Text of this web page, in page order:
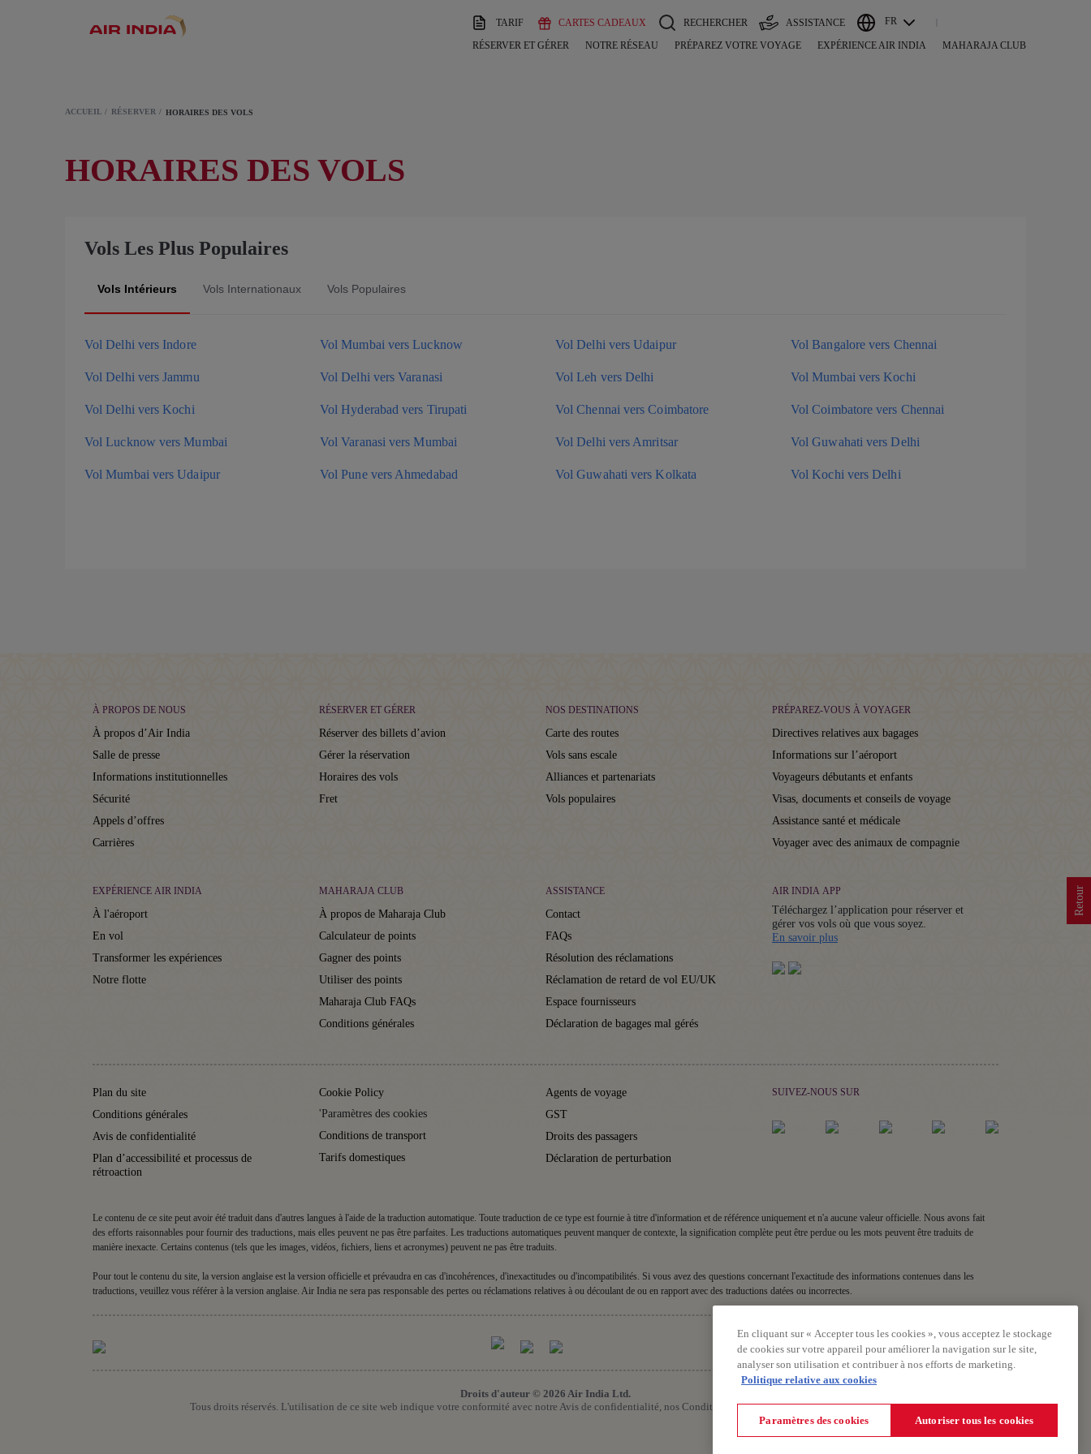
TARIF CARTES CADEAUX RECHERCHER ASSISTANCE FR
RÉSERVER ET GÉRER NOTRE RÉSEAU PRÉPAREZ VOTRE VOYAGE EXPÉRIENCE AIR INDIA MAHARAJA CLUB
Retour
ACCUEIL RÉSERVER HORAIRES DES VOLS
HORAIRES DES VOLS
Vols Les Plus Populaires
Vols Intérieurs Vols Internationaux Vols Populaires
Vol Delhi vers Indore Vol Mumbai vers Lucknow Vol Delhi vers Udaipur Vol Bangalore vers Chennai
Vol Delhi vers Jammu Vol Delhi vers Varanasi Vol Leh vers Delhi Vol Mumbai vers Kochi
Vol Delhi vers Kochi Vol Hyderabad vers Tirupati Vol Chennai vers Coimbatore Vol Coimbatore vers Chennai
Vol Lucknow vers Mumbai Vol Varanasi vers Mumbai Vol Delhi vers Amritsar Vol Guwahati vers Delhi
Vol Mumbai vers Udaipur Vol Pune vers Ahmedabad Vol Guwahati vers Kolkata Vol Kochi vers Delhi
À PROPOS DE NOUS
À propos d’Air India
Salle de presse
Informations institutionnelles
Sécurité
Appels d’offres
Carrières
RÉSERVER ET GÉRER
Réserver des billets d’avion
Gérer la réservation
Horaires des vols
Fret
NOS DESTINATIONS
Carte des routes
Vols sans escale
Alliances et partenariats
Vols populaires
PRÉPAREZ-VOUS À VOYAGER
Directives relatives aux bagages
Informations sur l’aéroport
Voyageurs débutants et enfants
Visas, documents et conseils de voyage
Assistance santé et médicale
Voyager avec des animaux de compagnie
EXPÉRIENCE AIR INDIA
À l'aéroport
En vol
Transformer les expériences
Notre flotte
MAHARAJA CLUB
À propos de Maharaja Club
Calculateur de points
Gagner des points
Utiliser des points
Maharaja Club FAQs
Conditions générales
ASSISTANCE
Contact
FAQs
Résolution des réclamations
Réclamation de retard de vol EU/UK
Espace fournisseurs
Déclaration de bagages mal gérés
AIR INDIA APP
Téléchargez l’application pour réserver et
gérer vos vols où que vous soyez.
En savoir plusDetails
Plan du site
Conditions générales
Avis de confidentialité
Plan d’accessibilité et processus de
rétroaction
Cookie Policy
'Paramètres des cookies
Conditions de transport
Tarifs domestiques
Agents de voyage
GST
Droits des passagers
Déclaration de perturbation
SUIVEZ-NOUS SUR
Le contenu de ce site peut avoir été traduit dans d'autres langues à l'aide de la traduction automatique. Toute traduction de ce type est fournie à titre d'information et de référence uniquement et n'a aucune valeur officielle. Nous avons fait
des efforts raisonnables pour fournir des traductions, mais elles peuvent ne pas être parfaites. Les traductions automatiques peuvent manquer de contexte, la signification complète peut être perdue ou les mots peuvent être traduits de
manière inexacte. Certains contenus (tels que les images, vidéos, fichiers, liens et acronymes) peuvent ne pas être traduits.
Pour tout le contenu du site, la version anglaise est la version officielle et prévaudra en cas d'incohérences, d'inexactitudes ou d'incompatibilités. Si vous avez des questions concernant l'exactitude des informations contenues dans les
traductions, veuillez vous référer à la version anglaise. Air India ne sera pas responsable des pertes ou réclamations relatives à ou découlant de ou en rapport avec des traductions datées ou incorrectes.
Droits d'auteur © 2026 Air India Ltd.
Tous droits réservés. L'utilisation de ce site web indique votre conformité avec notre Avis de confidentialité, nos Conditions de transport, nos Termes et conditions.
En cliquant sur « Accepter tous les cookies », vous acceptez le stockage
de cookies sur votre appareil pour améliorer la navigation sur le site,
analyser son utilisation et contribuer à nos efforts de marketing.
Politique relative aux cookies
Paramètres des cookies Autoriser tous les cookies